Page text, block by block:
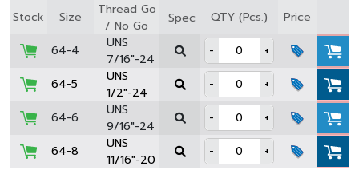
Stock Size
Thread Go
/ No Go
Spec QTY (Pcs.)
Price
64-4
UNS
7/16"-24
-
+
64-5
UNS
1/2"-24
-
+
64-6
UNS
9/16"-24
-
+
64-8
UNS
11/16"-20
- +